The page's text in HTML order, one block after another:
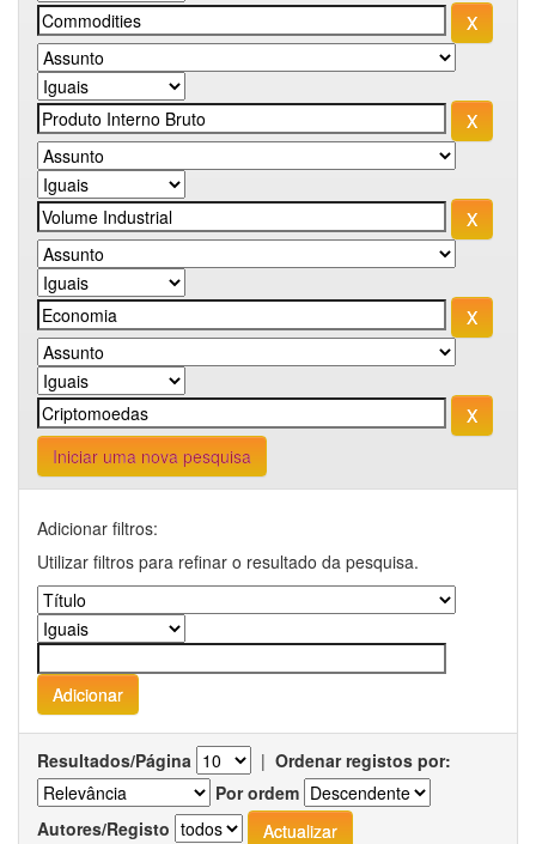
Iniciar uma nova pesquisa
Adicionar filtros:
Utilizar filtros para refinar o resultado da pesquisa.
Resultados/Página | Ordenar registos por:
Por ordem
Autores/Registo